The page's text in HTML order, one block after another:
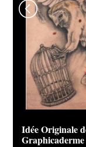
Idée Originale
Graphicaderme